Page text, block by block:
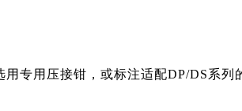
用专用压接钳，或标注适配DP/DS系列